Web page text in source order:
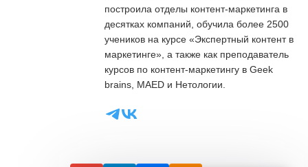
построила отделы контент-маркетинга в
десятках компаний, обучила более 2500
учеников на курсе «Экспертный контент в
маркетинге», а также как преподаватель
курсов по контент-маркетингу в Geek
brains, MAED и Нетологии.